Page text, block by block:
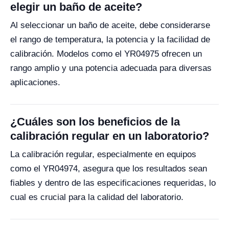
elegir un baño de aceite?
Al seleccionar un baño de aceite, debe considerarse
el rango de temperatura, la potencia y la facilidad de
calibración. Modelos como el YR04975 ofrecen un
rango amplio y una potencia adecuada para diversas
aplicaciones.
¿Cuáles son los beneficios de la
calibración regular en un laboratorio?
La calibración regular, especialmente en equipos
como el YR04974, asegura que los resultados sean
fiables y dentro de las especificaciones requeridas, lo
cual es crucial para la calidad del laboratorio.